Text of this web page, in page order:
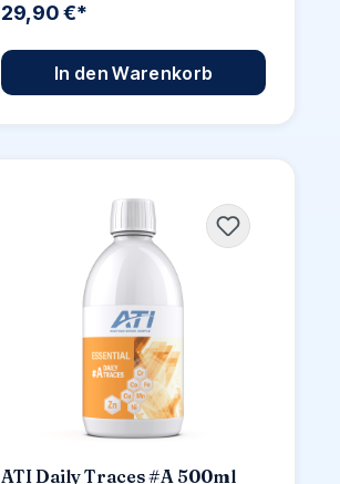
29,90 €*
In den Warenkorb
ATI Daily Traces #A 500ml